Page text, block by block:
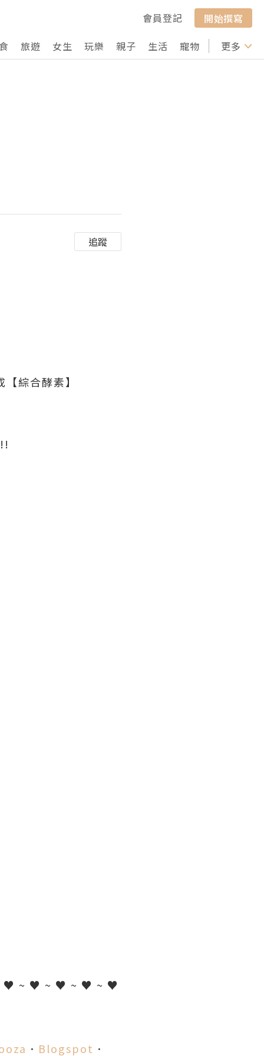
會員登記
開始撰寫
旅遊 女生 玩樂 親子 生活 寵物 行山 打卡
更多
追蹤
綜合酵素】
~ ♥ ~ ♥ ~ ♥ ~ ♥
． Blogspot ．